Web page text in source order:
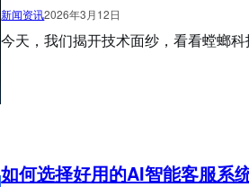
新闻资讯2026年3月12日
今天，我们揭开技术面纱，看看螳螂
如何选择好用的AI智能客服系